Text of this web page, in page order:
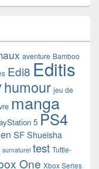
aventure Bamboo
Edi8 Editis
humour jeu de
manga
5 PS4
SF Shueisha
surnaturel test Tuttle-
One Xbox Series